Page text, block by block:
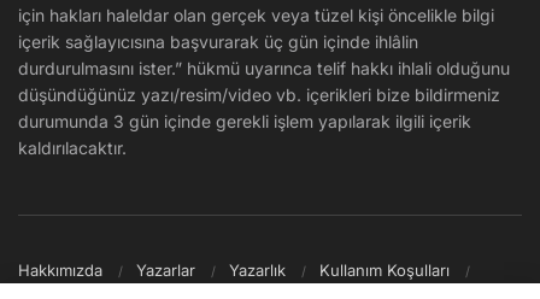
için hakları haleldar olan gerçek veya tüzel kişi öncelikle bilgi
içerik sağlayıcısına başvurarak üç gün içinde ihlâlin
durdurulmasını ister.” hükmü uyarınca telif hakkı ihlali olduğunu
düşündüğünüz yazı/resim/video vb. içerikleri bize bildirmeniz
durumunda 3 gün içinde gerekli işlem yapılarak ilgili içerik
kaldırılacaktır.
Hakkımızda Yazarlar Yazarlık
Kullanım Koşulları